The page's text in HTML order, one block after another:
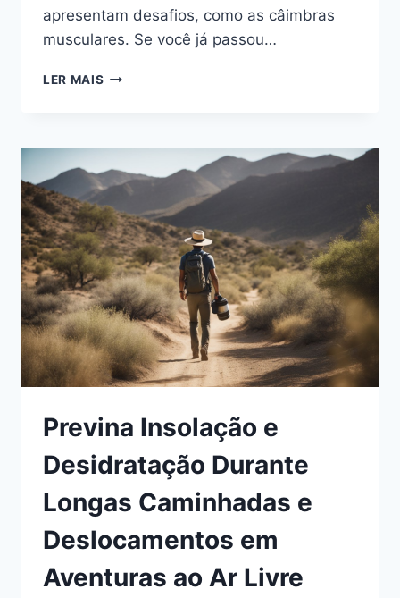
apresentam desafios, como as câimbras
musculares. Se você já passou…
LER MAIS COMO
MUSCULARES
EM
LONGAS
CAMINHADAS
DURANTE
O
CAMPING
Previna Insolação e
Desidratação Durante
Longas Caminhadas e
Deslocamentos em
Aventuras ao Ar Livre